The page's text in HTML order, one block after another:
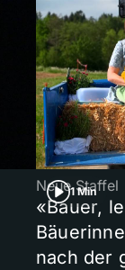
1 Min
Neue Staffel
«Bauer,
nach der